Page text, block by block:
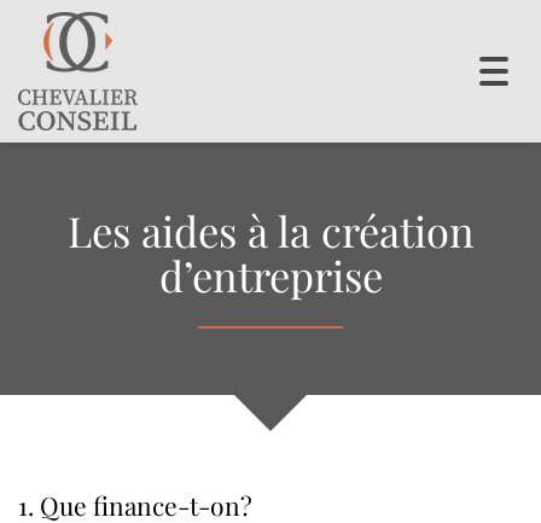
Les aides à la création
d’entreprise
1. Que finance-t-on?